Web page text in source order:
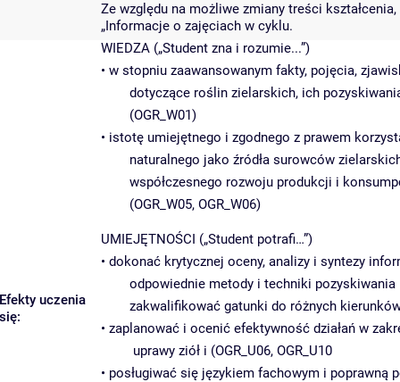
Ze względu na możliwe zmiany treści
„Informacje o zajęciach w cyklu.
Efekty uczenia
się:
WIEDZA („Student zna i rozumie...”)
• w stopniu zaawansowanym fakty, pojęcia,
dotyczące roślin zielarskich, ich
(OGR_W01)
• istotę umiejętnego i zgodnego z prawem
naturalnego jako źródła surowców
współczesnego rozwoju produkcji i
(OGR_W05, OGR_W06)
UMIEJĘTNOŚCI („Student potrafi…”)
• dokonać krytycznej oceny, analizy i syntezy
odpowiednie metody i techniki pozyskiwania
zakwalifikować gatunki do różnych
• zaplanować i ocenić efektywność działań w
uprawy ziół i (OGR_U06, OGR_U10
• posługiwać się językiem fachowym i poprawną